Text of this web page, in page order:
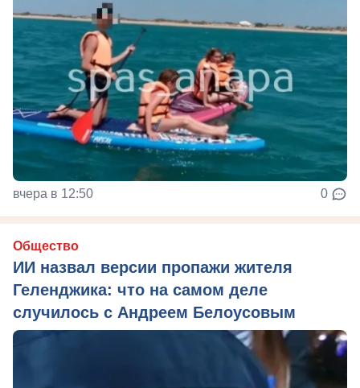
вчера в 12:50 0
Общество
ИИ назвал версии пропажи жителя
Геленджика: что на самом деле
случилось с Андреем Белоусовым